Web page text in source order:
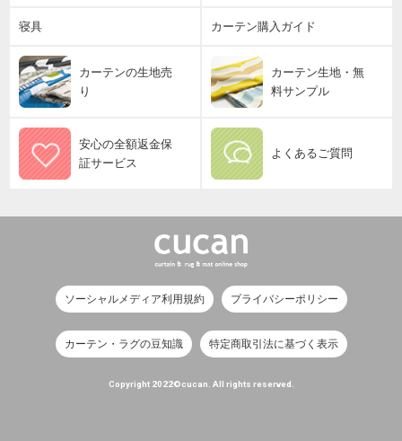
寝具 カーテン購入ガイド
カーテンの生地売
り
カーテン生地・無
料サンプル
安心の全額返金保
証サービス
よくあるご質問
ソーシャルメディア利用規約 プライバシーポリシー
カーテン・ラグの豆知識 特定商取引法に基づく表示
Copyright 2022©cucan. All rights reserved.